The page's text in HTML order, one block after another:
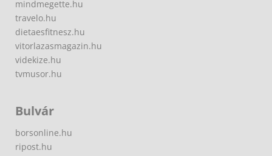
mindmegette.hu
travelo.hu
dietaesfitnesz.hu
vitorlazasmagazin.hu
videkize.hu
tvmusor.hu
Bulvár
borsonline.hu
ripost.hu